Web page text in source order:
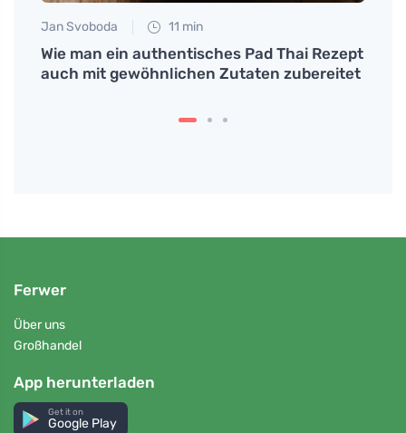
Jan Svoboda 11 min
Wie man ein authentisches Pad Thai Rezept
auch mit gewöhnlichen Zutaten zubereitet
Ferwer
Über uns
Großhandel
App herunterladen
Get it on
Google Play